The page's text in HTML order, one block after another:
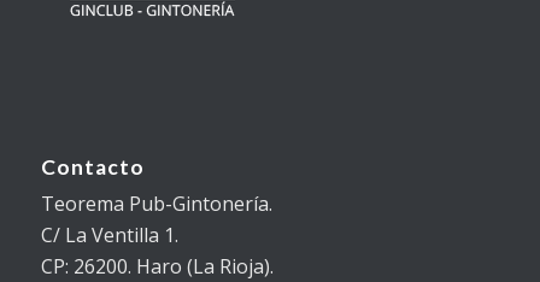
Contacto
Teorema Pub-Gintonería.
C/ La Ventilla 1.
CP: 26200. Haro (La Rioja).